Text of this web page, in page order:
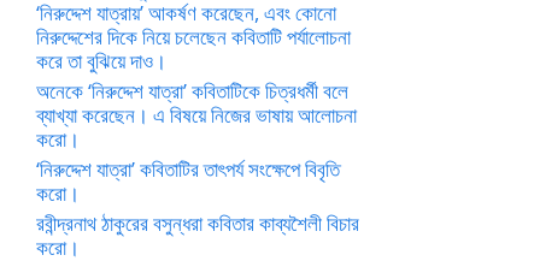
‘নিরুদ্দেশ যাত্রায়’ আকর্ষণ করেছেন, এবং কোনো
নিরুদ্দেশের দিকে নিয়ে চলেছেন কবিতাটি পর্যালোচনা
করে তা বুঝিয়ে দাও।
অনেকে ‘নিরুদ্দেশ যাত্রা’ কবিতাটিকে চিত্রধর্মী বলে
ব্যাখ্যা করেছেন। এ বিষয়ে নিজের ভাষায় আলোচনা
করো।
‘নিরুদ্দেশ যাত্রা’ কবিতাটির তাৎপর্য সংক্ষেপে বিবৃতি
করো।
রবীন্দ্রনাথ ঠাকুরের বসুন্ধরা কবিতার কাব্যশৈলী বিচার
করো।